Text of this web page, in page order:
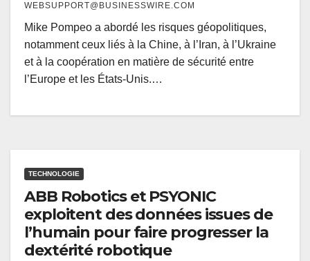
WEBSUPPORT@BUSINESSWIRE.COM
Mike Pompeo a abordé les risques géopolitiques,
notamment ceux liés à la Chine, à l’Iran, à l’Ukraine
et à la coopération en matière de sécurité entre
l’Europe et les États-Unis.…
TECHNOLOGIE
ABB Robotics et PSYONIC
exploitent des données issues de
l’humain pour faire progresser la
dextérité robotique